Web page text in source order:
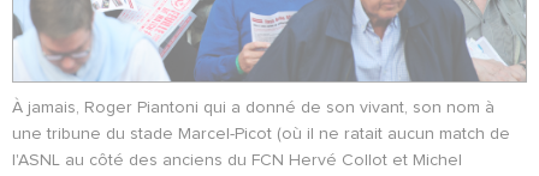
À jamais, Roger Piantoni qui a donné de son vivant, son nom à
une tribune du stade Marcel-Picot (où il ne ratait aucun match de
l'ASNL au côté des anciens du FCN Hervé Collot et Michel